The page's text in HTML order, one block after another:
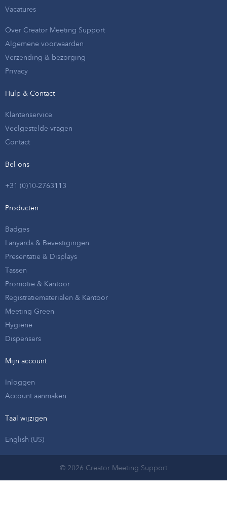
Vacatures
Over Creator Meeting Support
Algemene voorwaarden
Verzending & bezorging
Privacy
Hulp & Contact
Klantenservice
Veelgestelde vragen
Contact
Bel ons
+31 (0)10-2763113
Producten
Badges
Lanyards & Bevestigingen
Presentatie & Displays
Tassen
Promotie & Kantoor
Registratiematerialen & Kantoor
Meeting Green
Hygiëne
Dispensers
Mijn account
Inloggen
Account aanmaken
Taal wijzigen
English (US)
© 2026 Creator Meeting Support